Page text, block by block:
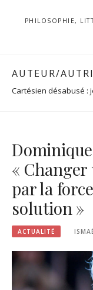
PHILOSOPHIE,
AUTEUR/
Cartésien désabusé :
«
par la
solution »
ACTUALITÉ